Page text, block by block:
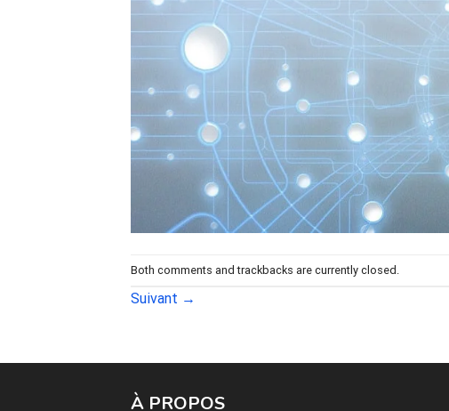
Both comments and trackbacks are currently closed.
Suivant →
À PROPOS